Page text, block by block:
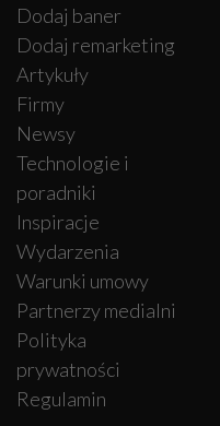
Dodaj baner
Dodaj remarketing
Artykuły
Firmy
Newsy
Technologie i
poradniki
Inspiracje
Wydarzenia
Warunki umowy
Partnerzy medialni
Polityka
prywatności
Regulamin